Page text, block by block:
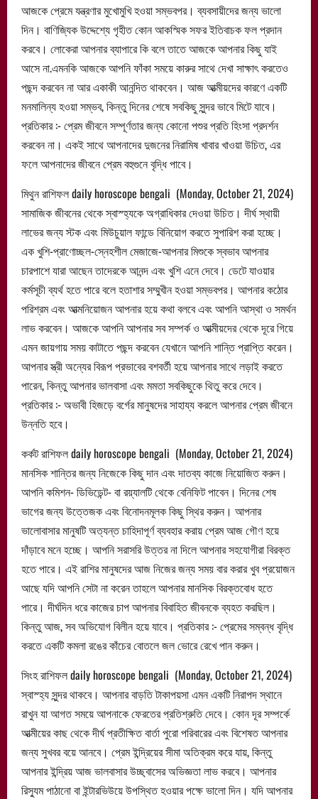
আজকে প্রেমে যন্ত্রণার মুখোমুখি হওয়া সম্ভবপর। ব্যবসায়ীদের জন্য ভালো
দিন। বাণিজ্যিক উদ্দেশ্যে গৃহীত কোন আকস্মিক সফর ইতিবাচক ফল প্রদান
করবে। লোকেরা আপনার ব্যাপারে কি বলে তাতে আজকে আপনার কিছু যাই
আসে না.এমনকি আজকে আপনি ফাঁকা সময়ে কারুর সাথে দেখা সাক্ষাৎ করতেও
পছন্দ করবেন না আর একাকী আনন্দিত থাকবেন। আজ আত্মীয়দের কারণে একটি
মনমালিন্য হওয়া সম্ভব, কিন্তু দিনের শেষে সবকিছু সুন্দর ভাবে মিটে যাবে।
প্রতিকার :- প্রেম জীবনে সম্পূর্ণতার জন্য কোনো পশুর প্রতি হিংসা প্রদর্শন
করবেন না। একই সাথে আপনাদের দুজনের নিরামিষ খাবার খাওয়া উচিত, এর
ফলে আপনাদের জীবনে প্রেম বহুগুনে বৃদ্ধি পাবে।
মিথুন রাশিফল daily horoscope bengali (Monday, October 21, 2024)
সামাজিক জীবনের থেকে স্বাস্হ্যকে অগ্রাধিকার দেওয়া উচিত। দীর্ঘ স্থায়ী
লাভের জন্য স্টক এবং মিউচুয়াল ফান্ডে বিনিয়োগ করতে সুপারিশ করা হচ্ছে।
এক খুশি-প্রাণোচ্ছল-স্নেহশীল মেজাজে-আপনার মিশুকে স্বভাব আপনার
চারপাশে যারা আছেন তাদেরকে আনন্দ এবং খুশি এনে দেবে। ডেটে যাওয়ার
কর্মসূচী ব্যর্থ হতে পারে বলে হতাশার সম্মুখীন হওয়া সম্ভবপর। আপনার কঠোর
পরিশ্রম এবং আত্মনিয়োজন আপনার হয়ে কথা বলবে এবং আপনি আস্থা ও সমর্থন
লাভ করবেন। আজকে আপনি আপনার সব সম্পর্ক ও আত্মীয়দের থেকে দূরে গিয়ে
এমন জায়গায় সময় কাটাতে পছন্দ করবেন যেখানে আপনি শান্তি প্রাপ্তি করেন।
আপনার স্ত্রী অন্যের বিরূপ প্রভাবের বশবর্তী হয়ে আপনার সাথে লড়াই করতে
পারেন, কিন্তু আপনার ভালবাসা এবং মমতা সবকিছুকে থিতু করে দেবে।
প্রতিকার :- অভাবী হিজড়ে বর্গের মানুষদের সাহায্য করলে আপনার প্রেম জীবনে
উন্নতি হবে।
কর্কট রাশিফল daily horoscope bengali (Monday, October 21, 2024)
মানসিক শান্তির জন্য নিজেকে কিছু দান এবং দাতব্য কাজে নিয়োজিত করুন।
আপনি কমিশন- ডিভিডেন্ট- বা রয়্যালটি থেকে বেনিফিট পাবেন। দিনের শেষ
ভাগের জন্য উত্তেজক এবং বিনোদনমূলক কিছু স্থির করুন। আপনার
ভালোবাসার মানুষটি অত্যন্ত চাহিদাপূর্ণ ব্যবহার করায় প্রেম আজ গৌণ হয়ে
দাঁড়াবে মনে হচ্ছে। আপনি সরাসরি উত্তর না দিলে আপনার সহযোগীরা বিরক্ত
হতে পারে। এই রাশির মানুষদের আজ নিজের জন্য সময় বার করার খুব প্রয়োজন
আছে যদি আপনি সেটা না করেন তাহলে আপনার মানসিক বিরক্তবোধ হতে
পারে। দীর্ঘদিন ধরে কাজের চাপ আপনার বিবাহিত জীবনকে ব্যহত করছিল।
কিন্তু আজ, সব অভিযোগ বিলীন হয়ে যাবে। প্রতিকার :- প্রেমের সম্বন্ধ বৃদ্ধি
করতে একটি কমলা রঙের কাঁচের বোতলে জল ভোরে রেখে পান করুন।
সিংহ রাশিফল daily horoscope bengali (Monday, October 21, 2024)
স্বাস্হ্য সুন্দর থাকবে। আপনার বাড়তি টাকাপয়সা এমন একটি নিরাপদ স্থানে
রাখুন যা আগত সময়ে আপনাকে ফেরতের প্রতিশ্রুতি দেবে। কোন দূর সম্পর্কে
আত্মীয়ের কাছ থেকে দীর্ঘ প্রতীক্ষিত বার্তা পুরো পরিবারের এবং বিশেষত আপনার
জন্য সুখবর বয়ে আনবে। প্রেম ইন্দ্রিয়ের সীমা অতিক্রম করে যায়, কিন্তু
আপনার ইন্দ্রিয় আজ ভালবাসার উচ্ছ্বাসের অভিজ্ঞতা লাভ করবে। আপনার
রিস্যুম পাঠানো বা ইন্টারভিউয়ে উপস্থিত হওয়ার পক্ষে ভালো দিন। যদি আপনার